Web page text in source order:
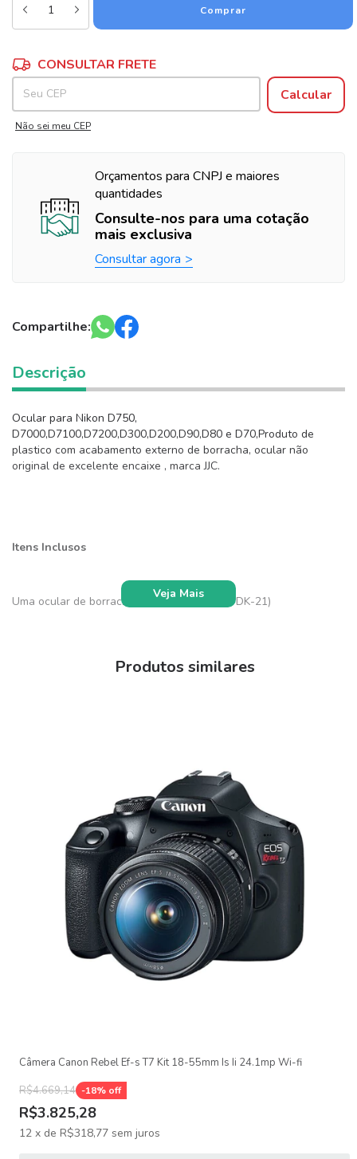
Entregas para o CEP:
CONSULTAR FRETE
Calcular
Não sei meu CEP
Orçamentos para CNPJ e maiores
quantidades
Consulte-nos para uma cotação
mais exclusiva
Consultar agora
Compartilhe:
Descrição
Ocular para Nikon D750,
D7000,D7100,D7200,D300,D200,D90,D80 e D70,Produto de
plastico com acabamento externo de borracha, ocular não
original de excelente encaixe , marca JJC.
Itens Inclusos
Uma ocular de borracha JJC (similar a Nikon DK-21)
Veja Mais
Produtos similares
Câmera Canon Rebel Ef-s T7 Kit 18-55mm Is Ii 24.1mp Wi-fi
R$4.669,14 -18% off
R$3.825,28
12 x de R$318,77 sem juros